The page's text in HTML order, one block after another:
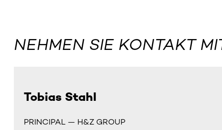
NEHMEN SIE KONTAKT
Tobias Stahl
PRINCIPAL — H&Z GROUP